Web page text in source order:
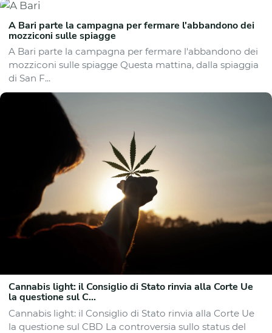
A Bari parte la campagna per fermare l'abbandono dei
mozziconi sulle spiagge
A Bari parte la campagna per fermare l'abbandono dei
mozziconi sulle spiagge Questa mattina, dalla spiaggia
di San F...
Cannabis light: il Consiglio di Stato rinvia alla Corte Ue
la questione sul C...
Cannabis light: il Consiglio di Stato rinvia alla Corte Ue
la questione sul CBD La controversia sullo status del